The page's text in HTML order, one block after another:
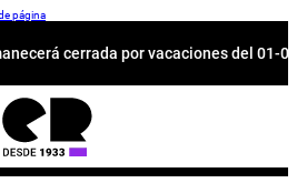
página
cerrada por vacaciones del 01-